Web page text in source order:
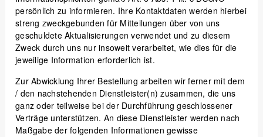
persönlich zu informieren. Ihre Kontaktdaten werden hierbei
streng zweckgebunden für Mitteilungen über von uns
geschuldete Aktualisierungen verwendet und zu diesem
Zweck durch uns nur insoweit verarbeitet, wie dies für die
jeweilige Information erforderlich ist.
Zur Abwicklung Ihrer Bestellung arbeiten wir ferner mit dem
/ den nachstehenden Dienstleister(n) zusammen, die uns
ganz oder teilweise bei der Durchführung geschlossener
Verträge unterstützen. An diese Dienstleister werden nach
Maßgabe der folgenden Informationen gewisse